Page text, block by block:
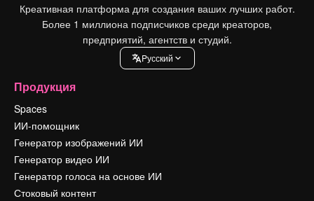
Креативная платформа для создания ваших лучших работ.
Более 1 миллиона подписчиков среди креаторов,
предприятий, агентств и студий.
Pусский
Продукция
Spaces
ИИ-помощник
Генератор изображений ИИ
Генератор видео ИИ
Генератор голоса на основе ИИ
Стоковый контент